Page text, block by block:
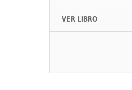
VER LIBRO